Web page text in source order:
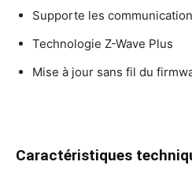
Supporte les
Technologie Z-Wave Plus
Mise à jour sans fil du
Caractéristiques